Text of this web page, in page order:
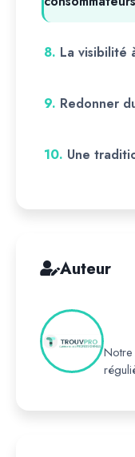
8. La visibilité
9. Redonner
10. Une
Auteur